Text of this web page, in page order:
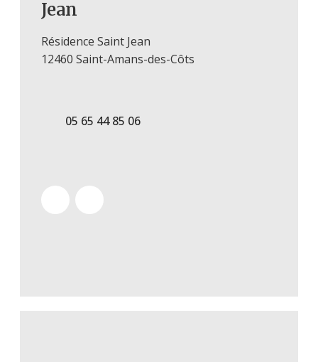
Jean
Résidence Saint Jean
12460 Saint-Amans-des-Côts
05 65 44 85 06